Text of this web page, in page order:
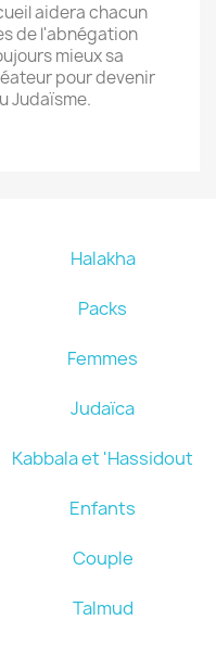
aidera chacun
de l'abnégation
mieux sa
pour devenir
Judaïsme.
Halakha
Packs
Femmes
Judaïca
Kabbala et 'Hassidout
Enfants
Couple
Talmud